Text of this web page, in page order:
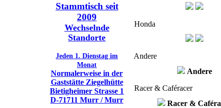
Stammtisch seit
2009
Wechselnde
Standorte
Jeden 1. Dienstag im
Monat
Normalerweise in der
Gaststätte Ziegelhütte
Bietigheimer Strasse 1
D-71711 Murr / Murr
Honda
Andere
Andere
Racer & Caféracer
Racer &